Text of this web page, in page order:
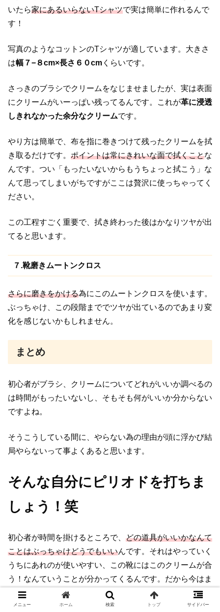
いたら家にあるいらないTシャツで実は簡単に作れるんで
す！
写真のようなコットンのTシャツが適しています。大きさ
は幅７−８cm×長さ６０cm くらいです。
さっきのブラシでクリームをなじませましたが、実は表面
にクリームがいーっぱい残ってるんです。これが革に浸透
しきれなかった余分なクリームです。
やり方は簡単で、布を指に巻きつけて残ったクリームを拭
き取るだけです。 ポイントは常にきれいな面で拭くことな
んです。つい「もったいないからもうちょっと拭こう」な
んて思ってしまいがちですがここは贅沢に使っちゃってく
ださい。
この工程すごく重要で、拭き終わった後はかなりツヤが出
てると思います。
７.靴磨きムートンクロス
さらに磨きをかける為にこのムートンクロスを使います。
ぶっちゃけ、この段階まででツヤが出ているのであまり変
化を感じないかもしれません。
まとめ
初心者がブラシ、クリームについてどれがいいか調べるの
は時間がもったいないし、そもそも何がいいか分からない
ですよね。
そうこうしている間に、やらない為の理由が頭に浮かび結
局やらないって事よくあると思います。
そんな自分にピリオドを打ちま
しょう！笑
初心者が時間を掛けるところで、 どの道具がいいかなんて
ことはぶっちゃけどうでもいいんです。それはやっていく
うちにあれのが使いやすい、この靴にはこのクリームが合
う！ なんていうことが分かってくるんです。だから今はま
そこにエネルギーを注ぐべきではないのです！
メニュー ホーム 検索 トップ サイドバー